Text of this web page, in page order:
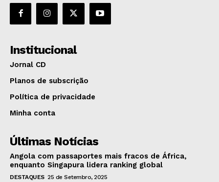
Institucional
Jornal CD
Planos de subscrição
Política de privacidade
Minha conta
Últimas Notícias
Angola com passaportes mais fracos de África,
enquanto Singapura lidera ranking global
DESTAQUES 25 de Setembro, 2025